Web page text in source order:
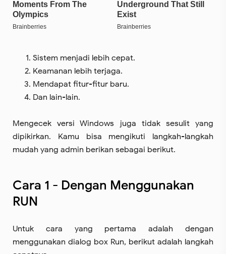
Sistem menjadi lebih cepat.
Keamanan lebih terjaga.
Mendapat fitur-fitur baru.
Dan lain-lain.
Mengecek versi Windows juga tidak sesulit yang
dipikirkan. Kamu bisa mengikuti langkah-langkah
mudah yang admin berikan sebagai berikut.
Cara 1 - Dengan Menggunakan
RUN
Untuk cara yang pertama adalah dengan
menggunakan dialog box Run, berikut adalah langkah